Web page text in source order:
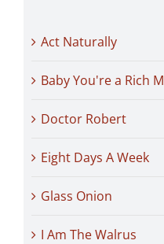
Act Naturally
Baby You're a Rich
Doctor Robert
Eight Days A Week
Glass Onion
I Am The Walrus